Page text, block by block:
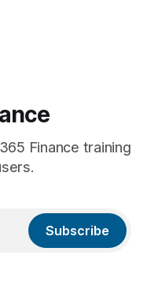
Finance training
Subscribe